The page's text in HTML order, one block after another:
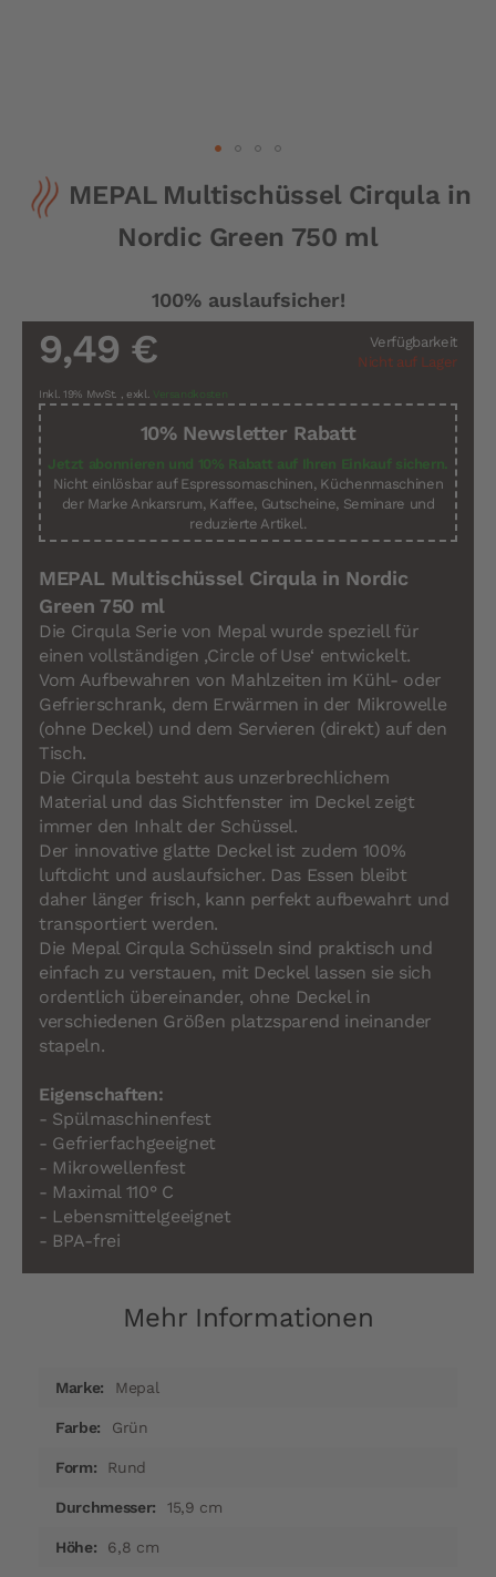
Zum
Anfang
der
MEPAL Multischüssel Cirqula in
Nordic Green 750 ml
100% auslaufsicher!
Verfügbarkeit
Nicht auf Lager
9,49 €
Inkl. 19% MwSt. , exkl. Versandkosten
10% Newsletter Rabatt
Jetzt abonnieren und 10% Rabatt auf Ihren Einkauf sichern.
Nicht einlösbar auf Espressomaschinen, Küchenmaschinen
der Marke Ankarsrum, Kaffee, Gutscheine, Seminare und
reduzierte Artikel.
MEPAL Multischüssel Cirqula in Nordic
Green 750 ml
Die Cirqula Serie von Mepal wurde speziell für
einen vollständigen ‚Circle of Use‘ entwickelt.
Vom Aufbewahren von Mahlzeiten im Kühl- oder
Gefrierschrank, dem Erwärmen in der Mikrowelle
(ohne Deckel) und dem Servieren (direkt) auf den
Tisch.
Die Cirqula besteht aus unzerbrechlichem
Material und das Sichtfenster im Deckel zeigt
immer den Inhalt der Schüssel.
Der innovative glatte Deckel ist zudem 100%
luftdicht und auslaufsicher. Das Essen bleibt
daher länger frisch, kann perfekt aufbewahrt und
transportiert werden.
Die Mepal Cirqula Schüsseln sind praktisch und
einfach zu verstauen, mit Deckel lassen sie sich
ordentlich übereinander, ohne Deckel in
verschiedenen Größen platzsparend ineinander
stapeln.
Eigenschaften:
- Spülmaschinenfest
- Gefrierfachgeeignet
- Mikrowellenfest
- Maximal 110° C
- Lebensmittelgeeignet
- BPA-frei
Mehr Informationen
InformationenMepal
Grün
Rund
15,9 cm
6,8 cm